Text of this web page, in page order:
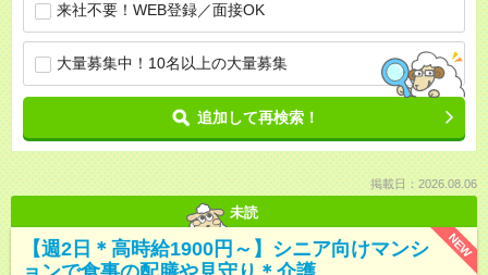
来社不要！WEB登録／面接OK
大量募集中！10名以上の大量募集
追加して再検索！
掲載日：2026.08.06
未読
NEW
【週2日＊高時給1900円～】シニア向けマンシ